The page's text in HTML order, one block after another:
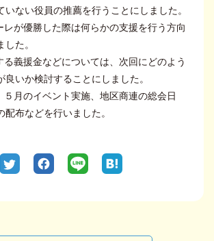
いない役員の推薦を行うことにしました。
が優勝した際は何らかの支援を行う方向
た。
義援金などについては、次回にどのよう
良いか検討することにしました。
月のイベント実施、地区商連の総会日
布などを行いました。